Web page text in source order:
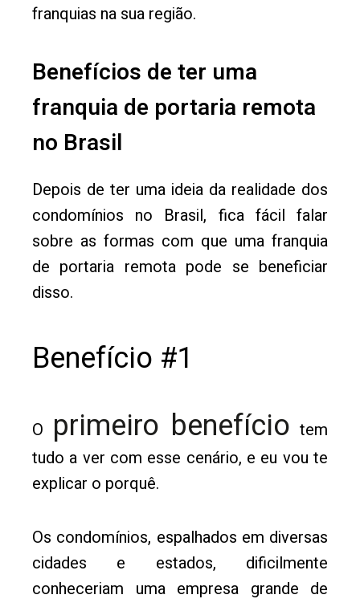
franquias na sua região.
Benefícios de ter uma
franquia de portaria remota
no Brasil
Depois de ter uma ideia da realidade dos
condomínios no Brasil, fica fácil falar
sobre as formas com que uma franquia
de portaria remota pode se beneficiar
disso.
Benefício #1
O primeiro benefício tem
tudo a ver com esse cenário, e eu vou te
explicar o porquê.
Os condomínios, espalhados em diversas
cidades e estados, dificilmente
conheceriam uma empresa grande de